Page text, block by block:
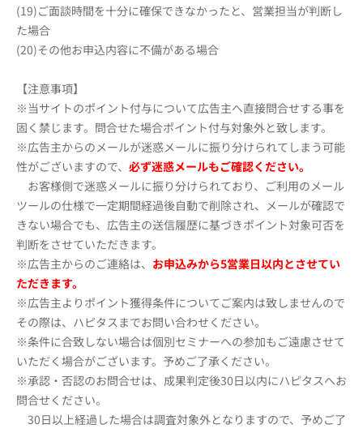
(19)ご面談時間を十分に確保できなかったと、営業担当が判断し
た場合
(20)その他お申込内容に不備がある場合
【注意事項】
※当サイトのポイント付与について広告主へ直接問合せする事を
固く禁じます。問合せた場合ポイント付与対象外と致します。
※広告主からのメールが迷惑メールに振り分けられてしまう可能
性がございますので、 必ず迷惑メールもご確認ください。
お客様側で迷惑メールに振り分けられており、ご利用のメール
ツールの仕様で一定期間経過後自動で削除され、メールが確認で
きない場合でも、広告主の送信履歴に基づきポイント対象可否を
判断をさせていただきます。
※広告主からのご連絡は、 お申込みから5営業日以内とさせてい
ただきます。
※広告主よりポイント獲得条件についてご案内は致しませんので
その際は、ハピタスまでお問い合わせください。
※条件に合致しない場合は個別セミナーへの参加もご遠慮させて
いただく場合がございます。予めご了承ください。
※承認・否認のお問合せは、成果判定後30日以内にハピタスへお
問合せください。
30日以上経過した場合は調査対象外となりますので、予めご了